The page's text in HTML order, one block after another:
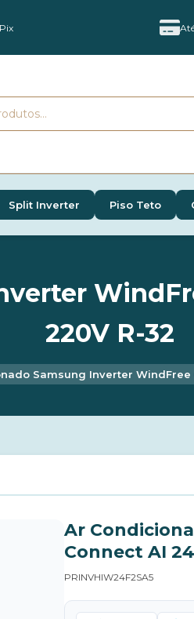
Split Inverter Piso Teto
220V R-32
Samsung Inverter WindFree
Ar
Connect AI
PRINVHIW24F2SA5